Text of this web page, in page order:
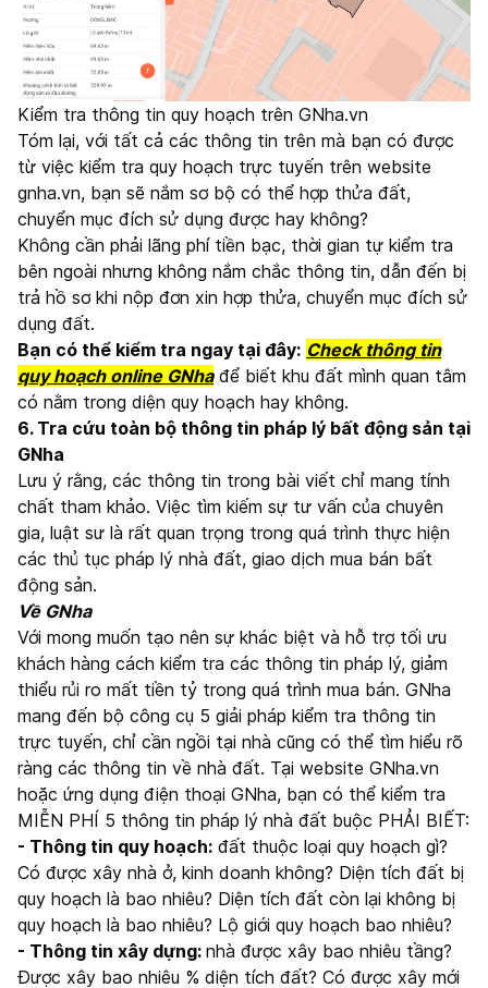
Kiểm tra thông tin quy hoạch trên GNha.vn
Tóm lại, với tất cả các thông tin trên mà bạn có được
từ việc kiểm tra quy hoạch trực tuyến trên website
gnha.vn, bạn sẽ nắm sơ bộ có thể hợp thửa đất,
chuyển mục đích sử dụng được hay không?
Không cần phải lãng phí tiền bạc, thời gian tự kiểm tra
bên ngoài nhưng không nắm chắc thông tin, dẫn đến bị
trả hồ sơ khi nộp đơn xin hợp thửa, chuyển mục đích sử
dụng đất.
Bạn có thể kiểm tra ngay tại đây: Check thông tin
quy hoạch online GNhađể biết khu đất mình quan tâm
có nằm trong diện quy hoạch hay không.
6. Tra cứu toàn bộ thông tin pháp lý bất động sản tại
GNha
Lưu ý rằng, các thông tin trong bài viết chỉ mang tính
chất tham khảo. Việc tìm kiếm sự tư vấn của chuyên
gia, luật sư là rất quan trọng trong quá trình thực hiện
các thủ tục pháp lý nhà đất, giao dịch mua bán bất
động sản.
Về GNha
Với mong muốn tạo nên sự khác biệt và hỗ trợ tối ưu
khách hàng cách kiểm tra các thông tin pháp lý, giảm
thiểu rủi ro mất tiền tỷ trong quá trình mua bán. GNha
mang đến bộ công cụ 5 giải pháp kiểm tra thông tin
trực tuyến, chỉ cần ngồi tại nhà cũng có thể tìm hiểu rõ
ràng các thông tin về nhà đất. Tại website GNha.vn
hoặc ứng dụng điện thoại GNha, bạn có thể kiểm tra
MIỄN PHÍ 5 thông tin pháp lý nhà đất buộc PHẢI BIẾT:
- Thông tin quy hoạch: đất thuộc loại quy hoạch gì?
Có được xây nhà ở, kinh doanh không? Diện tích đất bị
quy hoạch là bao nhiêu? Diện tích đất còn lại không bị
quy hoạch là bao nhiêu? Lộ giới quy hoạch bao nhiêu?
- Thông tin xây dựng: nhà được xây bao nhiêu tầng?
Được xây bao nhiêu % diện tích đất? Có được xây mới